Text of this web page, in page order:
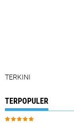
TERKINI
TERPOPULER